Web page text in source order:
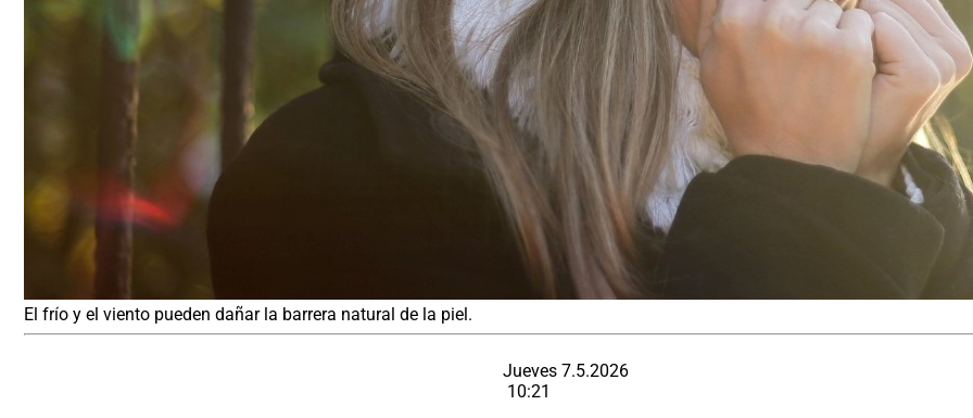
El frío y el viento pueden dañar la barrera natural de la piel.
Jueves 7.5.2026
10:21